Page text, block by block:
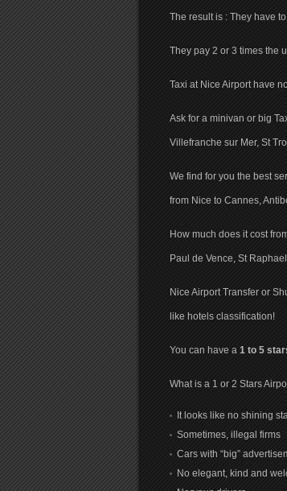
The result is : They have
They pay 2 or 3 times the
Taxi at Nice Airport have
Ask for a minivan or big
Villefranche sur Mer, St
We find for you the best
from Nice to Cannes,
How much does it cost
Paul de Vence, St
Nice Airport Transfer or
like hotels classification!
You can have a 1 to 5
What is a 1 or 2 Stars
It looks like no shining
Sometimes, illegal firms
Cars with “big”
No elegant, kind and